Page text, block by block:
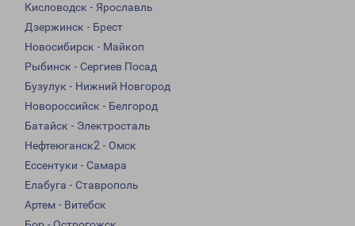
Кисловодск - Ярославль
Дзержинск - Брест
Новосибирск - Майкоп
Рыбинск - Сергиев Посад
Бузулук - Нижний Новгород
Новороссийск - Белгород
Батайск - Электросталь
Нефтеюганск2 - Омск
Ессентуки - Самара
Елабуга - Ставрополь
Артем - Витебск